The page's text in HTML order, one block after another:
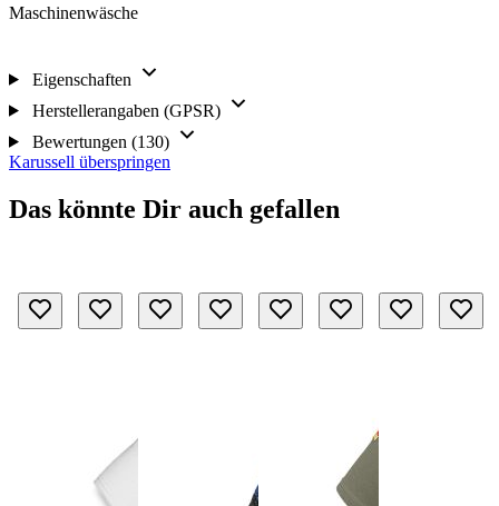
Maschinenwäsche
Eigenschaften
Herstellerangaben (GPSR)
Bewertungen (130)
Karussell überspringen
Das könnte Dir auch gefallen